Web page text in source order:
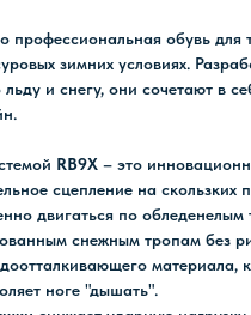
профессиональная обувь для
зимних условиях.
и снегу, они сочетают в
RB9X – это
сцепление на скользких
двигаться по обледенелым
снежным тропам без
материала,
ноге "дышать".